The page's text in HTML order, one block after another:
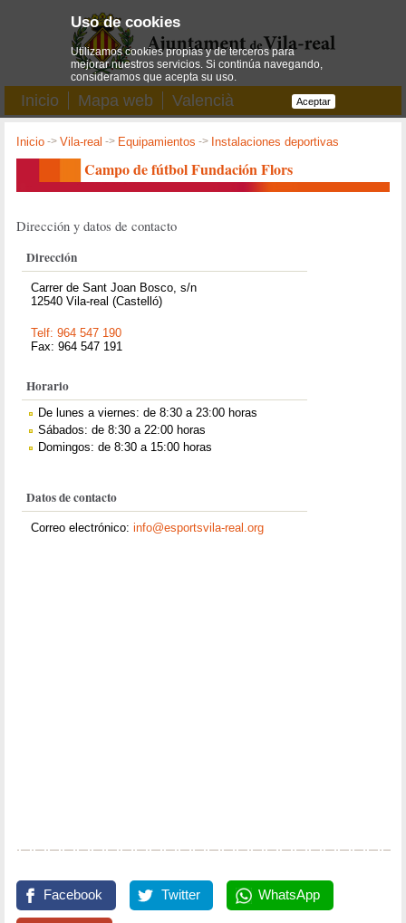
Inicio Mapa web Valencià
Inicio ->Vila-real -> Equipamientos -> Instalaciones deportivas
Campo de fútbol Fundación Flors
Dirección y datos de contacto
Dirección
Carrer de Sant Joan Bosco, s/n
12540 Vila-real (Castelló)
Telf: 964 547 190
Fax: 964 547 191
Horario
De lunes a viernes: de 8:30 a 23:00 horas
Sábados: de 8:30 a 22:00 horas
Domingos: de 8:30 a 15:00 horas
Datos de contacto
Correo electrónico:info@esportsvila-real.org
Facebook Twitter WhatsApp
Uso de cookies
Utilizamos cookies propias y de terceros para
mejorar nuestros servicios. Si continúa navegando,
consideramos que acepta su uso.
Aceptar